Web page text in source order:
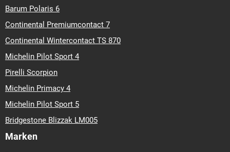
Barum Polaris 6
Continental Premiumcontact 7
Continental Wintercontact TS 870
Michelin Pilot Sport 4
Pirelli Scorpion
Michelin Primacy 4
Michelin Pilot Sport 5
Bridgestone Blizzak LM005
Marken